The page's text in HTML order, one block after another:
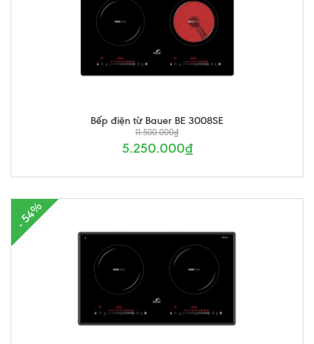
Bếp điện từ Bauer BE 3008SE
11.500.000₫
5.250.000₫
- 54%